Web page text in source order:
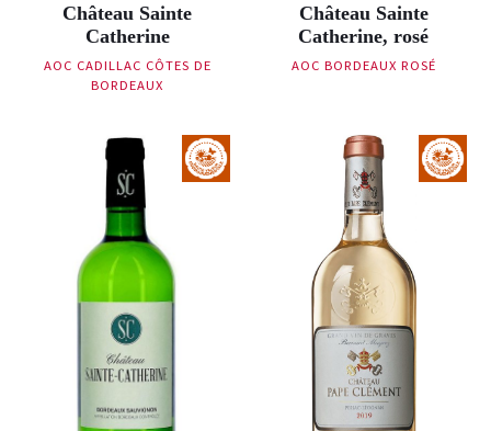
Château Sainte
Catherine
AOC CADILLAC CÔTES DE
BORDEAUX
Château Sainte
Catherine, rosé
AOC BORDEAUX ROSÉ